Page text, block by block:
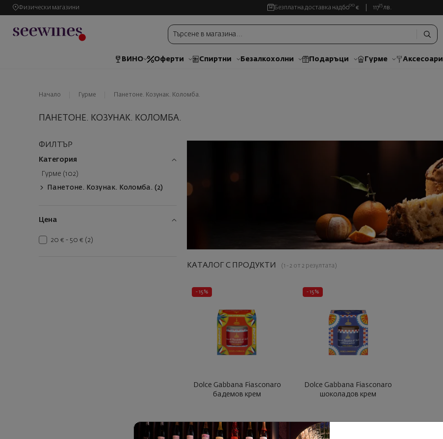
Физически магазини Безплатна доставка над6000 € 11735 лв.
ВИНО Оферти Спиртни Безалкохолни Подаръци Гурме Аксесоари
Начало Гурме Панетоне. Козунак. Коломба.
ПАНЕТОНЕ. КОЗУНАК. КОЛОМБА.
ФИЛТЪР
Категория
Гурме (102)
Панетоне. Козунак. Коломба. (2)
Цена
20 € - 50 € (2)
КАТАЛОГ С ПРОДУКТИ (1 - 2 от 2 резултата)
- 15%
Dolce Gabbana Fiasconaro
бадемов крем
50 € 83 лв.
53 06
- 15%
Dolce Gabbana Fiasconaro
шоколадов крем
2650
53